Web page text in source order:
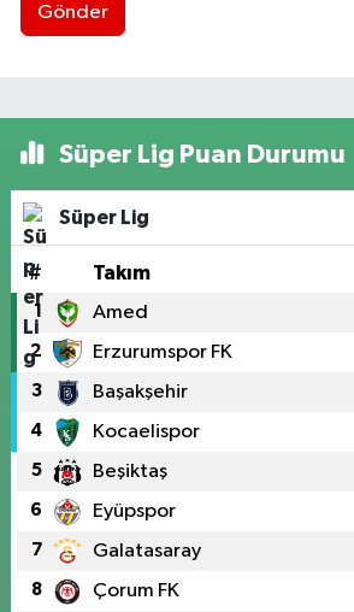
Gönder
Süper Lig Puan Durumu
Süper Lig
# Takım
1 Amed
2 Erzurumspor FK
3 Başakşehir
4 Kocaelispor
5 Beşiktaş
6 Eyüpspor
7 Galatasaray
8 Çorum FK